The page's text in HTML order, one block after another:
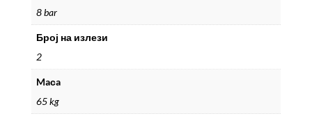
8 bar
Број на излези
2
Maсa
65 kg